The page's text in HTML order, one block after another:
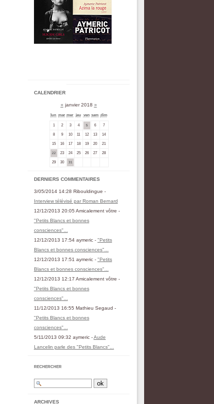
CALENDRIER
« janvier 2018 »
lun mar mer jeu ven sam dim
1 2 3 4 5 6 7
8 9 10 11 12 13 14
15 16 17 18 19 20 21
22 23 24 25 26 27 28
29 30 31
DERNIERS COMMENTAIRES
3/05/2014 14:28 Ribouldingue -
Interview télévisé par Roman Bernard
12/12/2013 20:05 Amicalement vôtre -
"Petits Blancs et bonnes
consciences"...
12/12/2013 17:54 aymeric - "Petits
Blancs et bonnes consciences"...
12/12/2013 17:51 aymeric - "Petits
Blancs et bonnes consciences"...
12/12/2013 12:17 Amicalement vôtre -
"Petits Blancs et bonnes
consciences"...
11/12/2013 16:55 Mathieu Segaud -
"Petits Blancs et bonnes
consciences"...
5/11/2013 09:32 aymeric -Aude
Lancelin parle des "Petits Blancs"...
RECHERCHER
ARCHIVES